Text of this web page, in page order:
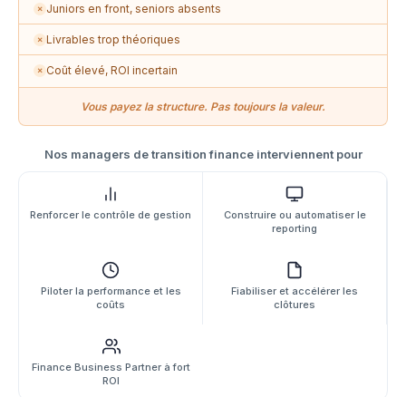
✗ Juniors en front, seniors absents
✗ Livrables trop théoriques
✗ Coût élevé, ROI incertain
Vous payez la structure. Pas toujours la valeur.
Nos managers de transition finance interviennent pour
Renforcer le contrôle de gestion
Construire ou automatiser le
reporting
Piloter la performance et les
coûts
Fiabiliser et accélérer les
clôtures
Finance Business Partner à fort
ROI